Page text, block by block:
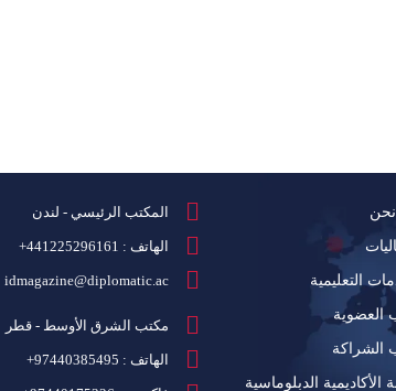
التعليمية
العضوية
الشراكة
الأكاديمية الدبلوماسية
المكتب الرئيسي - لندن
الهاتف : 441225296161+
idmagazine@diplomatic.ac
مكتب الشرق الأوسط - قطر
الهاتف : 97440385495+